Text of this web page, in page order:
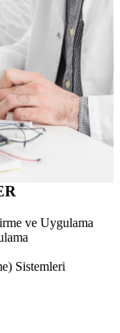
ve Uygulama
Sistemleri